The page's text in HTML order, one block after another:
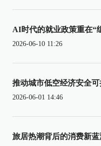
AI时代的就业政策重在“
2026-06-10 11:26
推动城市低空经济安全
2026-06-01 14:46
旅居热潮背后的消费新蓝